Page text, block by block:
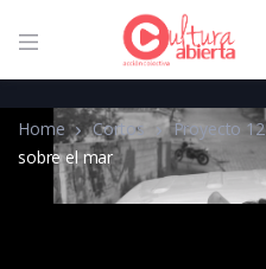
Home Cortos Proyecto 12
sobre el mar